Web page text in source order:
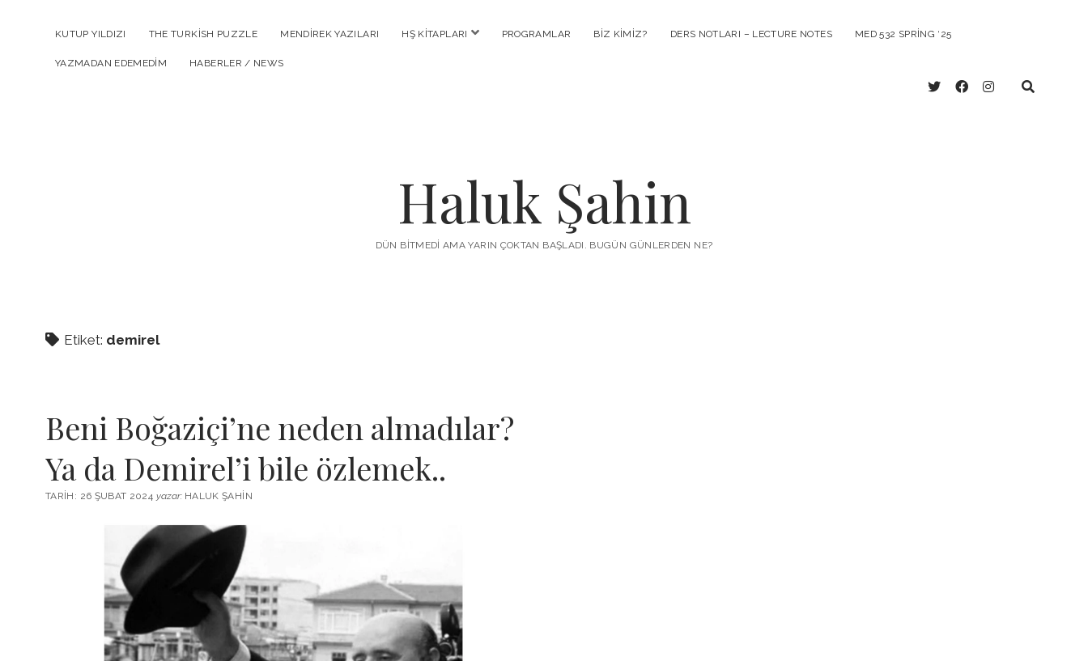
KUTUP YILDIZI THE TURKISH PUZZLE MENDIREK YAZILARI HŞ KITAPLARI menüyüPROGRAMLAR BIZ KIMIZ? DERS NOTLARI – LECTURE NOTES MED 532 SPRING ‘25
YAZMADAN EDEMEDIM HABERLER / NEWS
twitterfacebook
instagram
Haluk Şahin
DÜN BITMEDI AMA YARIN ÇOKTAN BAŞLADI. BUGÜN GÜNLERDEN NE?
Etiket: demirel
Beni Boğaziçi’ne neden almadılar?
Ya da Demirel’i bile özlemek..
TARIH: 26 ŞUBAT 2024 yazar:HALUK ŞAHIN